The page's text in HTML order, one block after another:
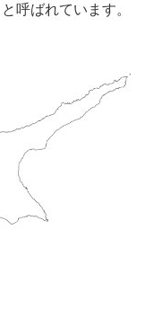
呼ばれています。